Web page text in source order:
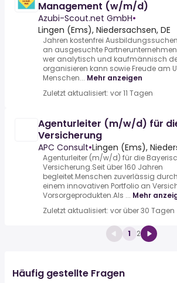
Management (w/m/d)
Azubi-Scout.net GmbH•
Lingen (Ems), Niedersachsen, DE
Jahren kostenfrei
an ausgesuchte
wer analytisch und kaufmännisch
organisieren kann sowie Freude am
Menschen... Mehr anzeigen
Zuletzt aktualisiert: vor 11 Tagen
Agenturleiter (m/w/d) für
Versicherung
APC Consult•Lingen (Ems),
Agenturleiter (m/w/d) für die
Versicherung.Seit über 160 Jahren
begleitet.Menschen zuverlässig
einem innovativen Portfolio an
Vorsorgeprodukten.Als ... Mehr
Zuletzt aktualisiert: vor über 30 Tagen
1 2
Häufig gestellte Fragen